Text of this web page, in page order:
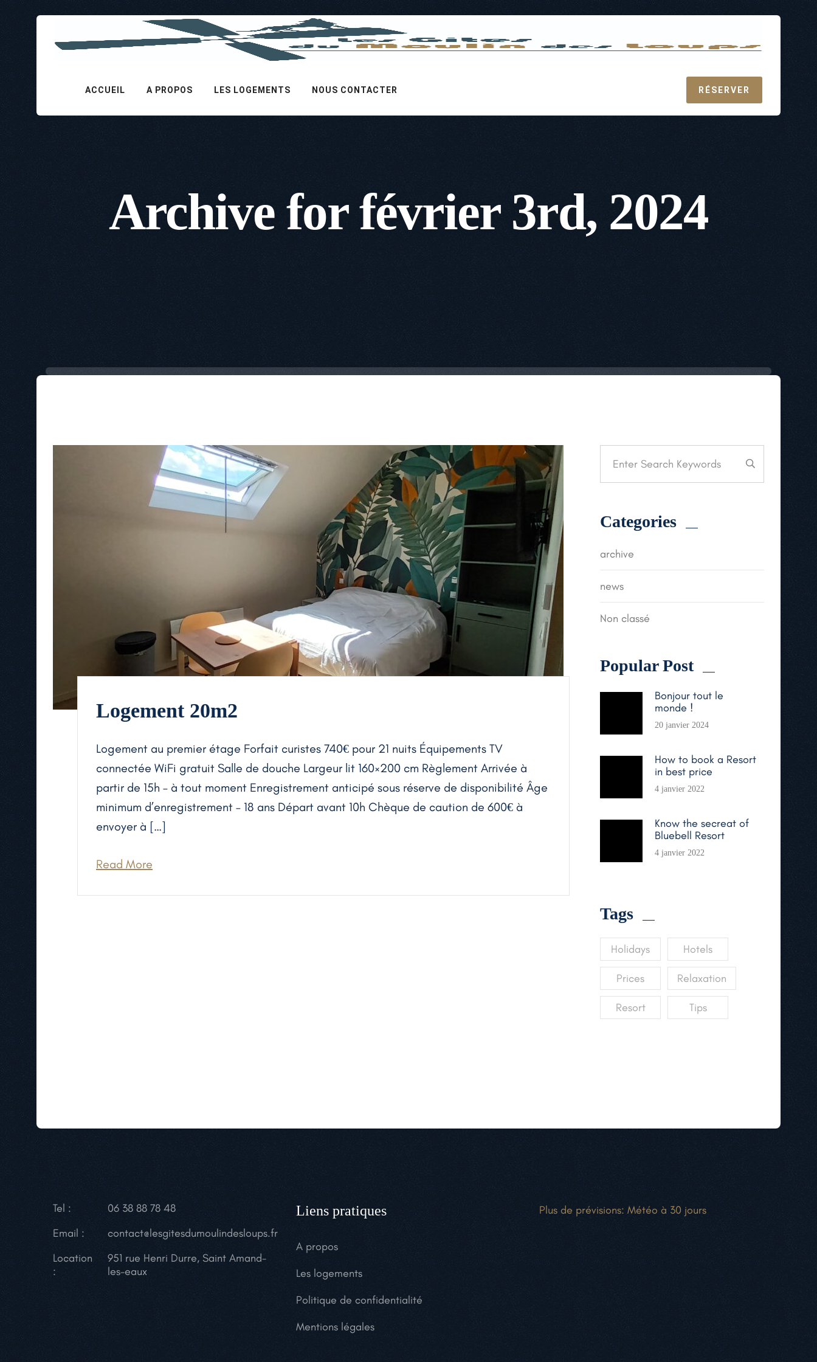
ACCUEIL A PROPOS LES LOGEMENTS NOUS CONTACTER RÉSERVER
Archive for février 3rd, 2024
Logement 20m2
Logement au premier étage Forfait curistes 740€ pour 21 nuits Équipements TV
connectée WiFi gratuit Salle de douche Largeur lit 160×200 cm Règlement Arrivée à
partir de 15h – à tout moment Enregistrement anticipé sous réserve de disponibilité Âge
minimum d’enregistrement – 18 ans Départ avant 10h Chèque de caution de 600€ à
envoyer à […]
Read More
Categories
archive
news
Non classé
Popular Post
Bonjour tout le
monde !
20 janvier 2024
How to book a Resort
in best price
4 janvier 2022
Know the secreat of
Bluebell Resort
4 janvier 2022
Tags
Holidays Hotels
Prices Relaxation
Resort Tips
Tel :
06 38 88 78 48
Email :
contact@lesgitesdumoulindesloups.fr
Location
:
951 rue Henri Durre, Saint Amand-
les-eaux
Liens pratiques
A propos
Les logements
Politique de confidentialité
Mentions légales
Plus de prévisions: Météo à 30 jours